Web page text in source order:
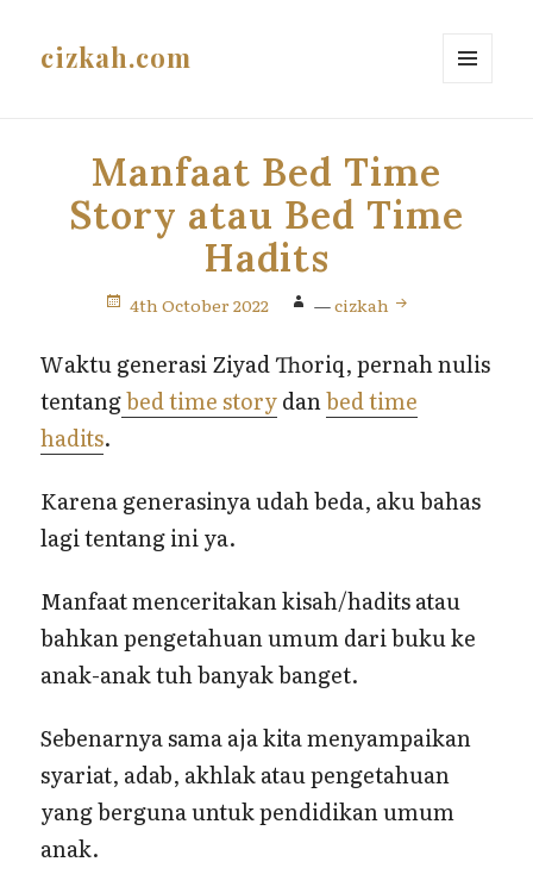
cizkah.com
Manfaat Bed Time
Story atau Bed Time
Hadits
4th October 2022 —cizkah
Waktu generasi Ziyad Thoriq, pernah nulis
tentangbed time storydanbed time
hadits.
Karena generasinya udah beda, aku bahas
lagi tentang ini ya.
Manfaat menceritakan kisah/hadits atau
bahkan pengetahuan umum dari buku ke
anak-anak tuh banyak banget.
Sebenarnya sama aja kita menyampaikan
syariat, adab, akhlak atau pengetahuan
yang berguna untuk pendidikan umum
anak.